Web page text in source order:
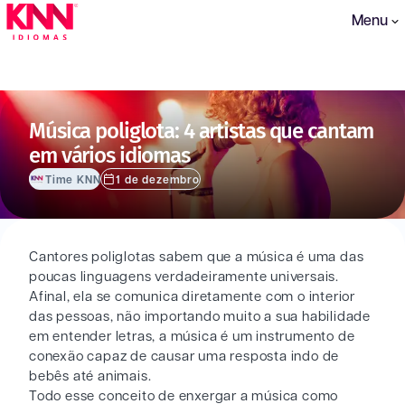
Menu
Música poliglota: 4 artistas que cantam
em vários idiomas
Time KNN 1 de dezembro
Cantores poliglotas sabem que a música é uma das
poucas linguagens verdadeiramente universais.
Afinal, ela se comunica diretamente com o interior
das pessoas, não importando muito a sua habilidade
em entender letras, a música é um instrumento de
conexão capaz de causar uma resposta indo de
bebês até animais.
Todo esse conceito de enxergar a música como